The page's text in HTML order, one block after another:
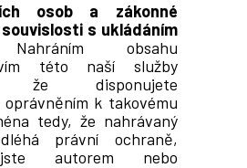
osob a zákonné
s ukládáním
obsahu
této naší služby
že disponujete
k takovému
tedy, že nahrávaný
právní ochraně,
autorem nebo